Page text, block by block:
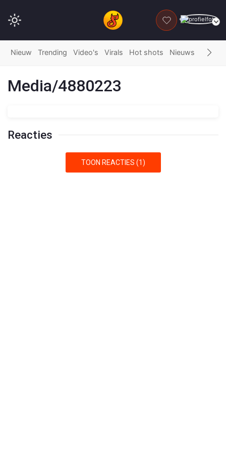
DONEER
Nieuw Trending Video's Virals Hot shots Nieuws Fails
Media/4880223
Reacties
TOON REACTIES (1)